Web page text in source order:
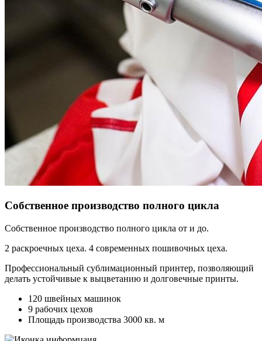
Собственное производство полного цикла
Собственное производство полного цикла от и до.
2 раскроечных цеха. 4 современных пошивочных цеха.
Профессиональный сублимационный принтер, позволяющий
делать устойчивые к выцветанию и долговечные принты.
120 швейных машинок
9 рабочих цехов
Площадь производства 3000 кв. м